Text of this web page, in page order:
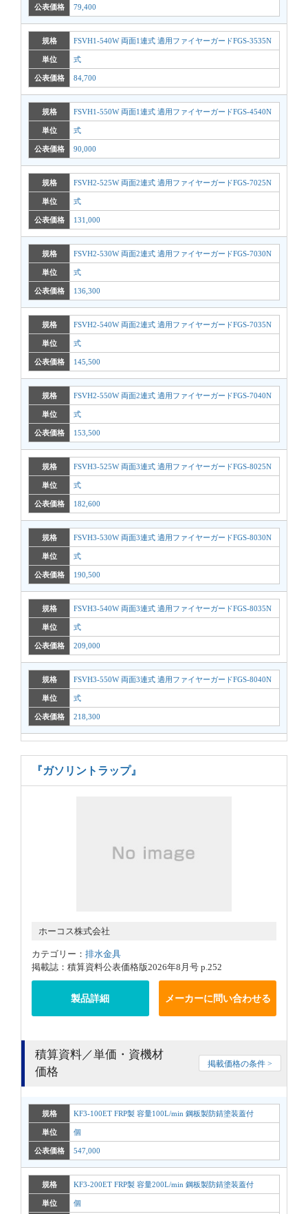
公表価格 79,400
規格 FSVH1-540W 両面1連式 適用ファイヤーガードFGS-3535N
単位 式
公表価格 84,700
規格 FSVH1-550W 両面1連式 適用ファイヤーガードFGS-4540N
単位 式
公表価格 90,000
規格 FSVH2-525W 両面2連式 適用ファイヤーガードFGS-7025N
単位 式
公表価格 131,000
規格 FSVH2-530W 両面2連式 適用ファイヤーガードFGS-7030N
単位 式
公表価格 136,300
規格 FSVH2-540W 両面2連式 適用ファイヤーガードFGS-7035N
単位 式
公表価格 145,500
規格 FSVH2-550W 両面2連式 適用ファイヤーガードFGS-7040N
単位 式
公表価格 153,500
規格 FSVH3-525W 両面3連式 適用ファイヤーガードFGS-8025N
単位 式
公表価格 182,600
規格 FSVH3-530W 両面3連式 適用ファイヤーガードFGS-8030N
単位 式
公表価格 190,500
規格 FSVH3-540W 両面3連式 適用ファイヤーガードFGS-8035N
単位 式
公表価格 209,000
規格 FSVH3-550W 両面3連式 適用ファイヤーガードFGS-8040N
単位 式
公表価格 218,300
『ガソリントラップ』
ホーコス株式会社
カテゴリー： 排水金具
掲載誌：積算資料公表価格版2026年8月号 p.252
製品詳細 メーカーに問い合わせる
積算資料／単価・資機材
価格
掲載価格の条件 >
規格 KF3-100ET FRP製 容量100L/min 鋼板製防錆塗装蓋付
単位 個
公表価格 547,000
規格 KF3-200ET FRP製 容量200L/min 鋼板製防錆塗装蓋付
単位 個